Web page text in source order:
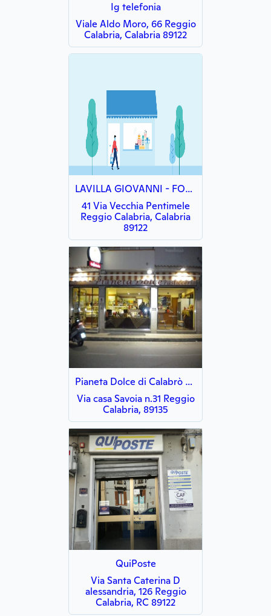
Ig telefonia
Viale Aldo Moro, 66 Reggio
Calabria, Calabria 89122
LAVILLA GIOVANNI - FORNITURE INDUSTRIALI
41 Via Vecchia Pentimele
Reggio Calabria, Calabria
89122
Pianeta Dolce di Calabrò Luigi
Via casa Savoia n.31 Reggio
Calabria, 89135
QuiPoste
Via Santa Caterina D
alessandria, 126 Reggio
Calabria, RC 89122